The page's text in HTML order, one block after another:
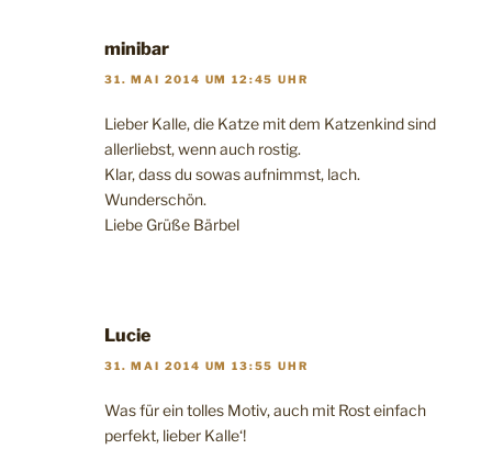
minibar
31. MAI 2014 UM 12:45 UHR
Lieber Kalle, die Katze mit dem Katzenkind sind
allerliebst, wenn auch rostig.
Klar, dass du sowas aufnimmst, lach.
Wunderschön.
Liebe Grüße Bärbel
Lucie
31. MAI 2014 UM 13:55 UHR
Was für ein tolles Motiv, auch mit Rost einfach
perfekt, lieber Kalle‘!